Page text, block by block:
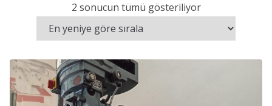
2 sonucun tümü gösteriliyor